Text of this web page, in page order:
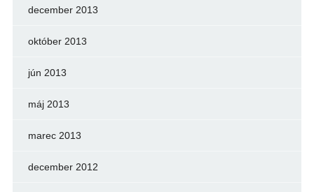
december 2013
október 2013
jún 2013
máj 2013
marec 2013
december 2012